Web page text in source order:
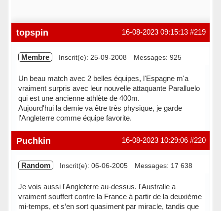
#219
16-08-2023 09:15:13
topspin
Membre Inscrit(e): 25-09-2008 Messages: 925
Un beau match avec 2 belles équipes, l'Espagne m'a
vraiment surpris avec leur nouvelle attaquante Paralluelo
qui est une ancienne athlète de 400m.
Aujourd'hui la demie va être très physique, je garde
l'Angleterre comme équipe favorite.
Hors ligne #220
16-08-2023 10:29:06
Puchkin
Random Inscrit(e): 06-06-2005 Messages: 17 638
Je vois aussi l'Angleterre au-dessus. l'Australie a
vraiment souffert contre la France à partir de la deuxième
mi-temps, et s’en sort quasiment par miracle, tandis que